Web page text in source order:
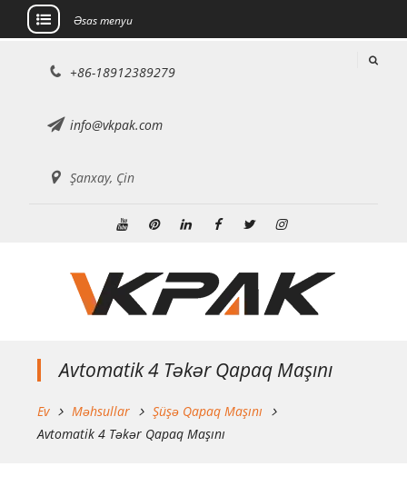
Əsas menyu
+86-18912389279
info@vkpak.com
Şanxay, Çin
Avtomatik 4 Təkər Qapaq Maşını
Ev Məhsullar
Şüşə Qapaq Maşını
Avtomatik 4 Təkər Qapaq Maşını